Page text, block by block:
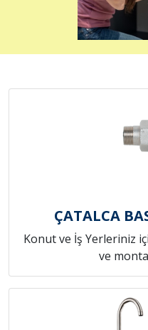
ÇATALCA
Konut ve İş Yerleriniz
ve